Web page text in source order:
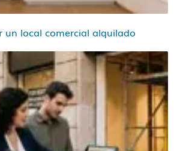
un local comercial alquilado